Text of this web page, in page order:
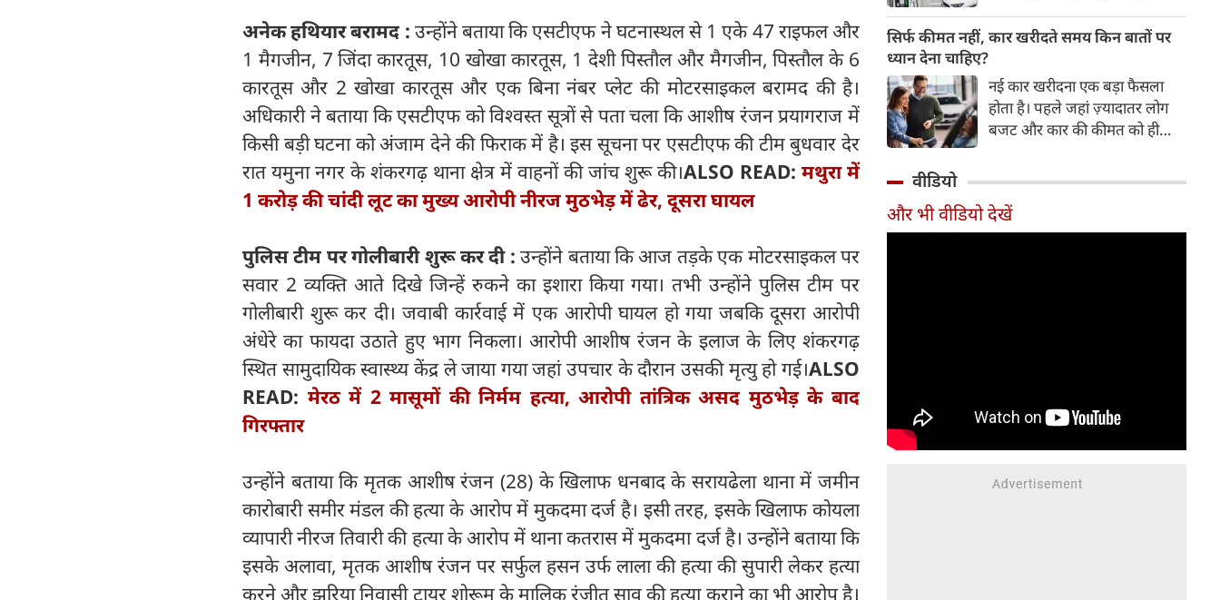
अनेक हथियार बरामद : उन्होंने बताया कि एसटीएफ ने घटनास्थल से 1 एके 47 राइफल और
1 मैगजीन, 7 जिंदा कारतूस, 10 खोखा कारतूस, 1 देशी पिस्तौल और मैगजीन, पिस्तौल के 6
कारतूस और 2 खोखा कारतूस और एक बिना नंबर प्लेट की मोटरसाइकल बरामद की है।
अधिकारी ने बताया कि एसटीएफ को विश्वस्त सूत्रों से पता चला कि आशीष रंजन प्रयागराज में
किसी बड़ी घटना को अंजाम देने की फिराक में है। इस सूचना पर एसटीएफ की टीम बुधवार देर
रात यमुना नगर के शंकरगढ़ थाना क्षेत्र में वाहनों की जांच शुरू की।ALSO READ: मथुरा में
1 करोड़ की चांदी लूट का मुख्य आरोपी नीरज मुठभेड़ में ढेर, दूसरा घायल
पुलिस टीम पर गोलीबारी शुरू कर दी :उन्होंने बताया कि आज तड़के एक मोटरसाइकल पर
सवार 2 व्यक्ति आते दिखे जिन्हें रुकने का इशारा किया गया। तभी उन्होंने पुलिस टीम पर
गोलीबारी शुरू कर दी। जवाबी कार्रवाई में एक आरोपी घायल हो गया जबकि दूसरा आरोपी
अंधेरे का फायदा उठाते हुए भाग निकला। आरोपी आशीष रंजन के इलाज के लिए शंकरगढ़
स्थित सामुदायिक स्वास्थ्य केंद्र ले जाया गया जहां उपचार के दौरान उसकी मृत्यु हो गई।ALSO
READ: मेरठ में 2 मासूमों की निर्मम हत्या, आरोपी तांत्रिक असद मुठभेड़ के बाद
गिरफ्तार
उन्होंने बताया कि मृतक आशीष रंजन (28) के खिलाफ धनबाद के सरायढेला थाना में जमीन
कारोबारी समीर मंडल की हत्या के आरोप में मुकदमा दर्ज है। इसी तरह, इसके खिलाफ कोयला
व्यापारी नीरज तिवारी की हत्या के आरोप में थाना कतरास में मुकदमा दर्ज है। उन्होंने बताया कि
इसके अलावा, मृतक आशीष रंजन पर सर्फुल हसन उर्फ लाला की हत्या की सुपारी लेकर हत्या
करने और झरिया निवासी टायर शोरूम के मालिक रंजीत साव की हत्या कराने का भी आरोप है।
200 अरब रुपए का मौका
सिर्फ कीमत नहीं, कार खरीदते समय किन बातों पर
ध्यान देना चाहिए?
नई कार खरीदना एक बड़ा फैसला
होता है। पहले जहां ज़्यादातर लोग
बजट और कार की कीमत को ही
खरीदते समय किन बातों पर ध्यान
देना चाहिए।
वीडियो
और भी वीडियो देखें